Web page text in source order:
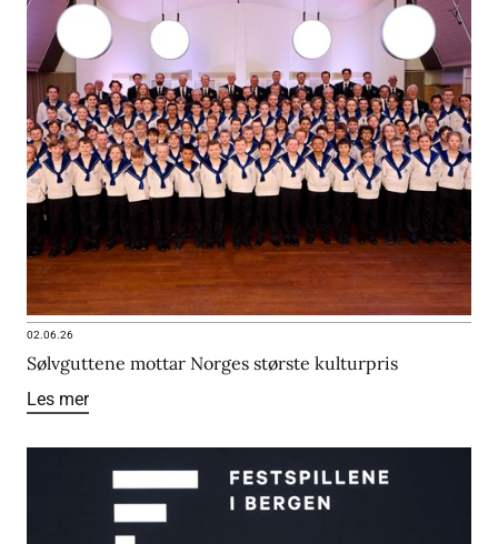
02.06.26
Sølvguttene mottar Norges største kulturpris
Les mer